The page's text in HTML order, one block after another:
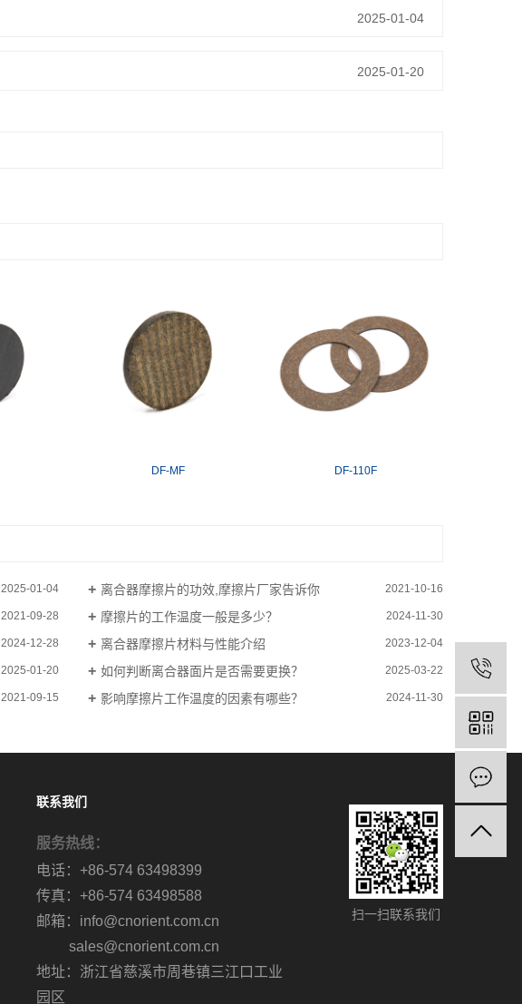
2025-01-04
2025-01-20
DF-MF DF-110F
2025-01-04 离合器摩擦片的功效,摩擦片厂家告诉你 2021-10-16
2021-09-28 摩擦片的工作温度一般是多少？ 2024-11-30
2024-12-28 离合器摩擦片材料与性能介绍 2023-12-04
2025-01-20 如何判断离合器面片是否需要更换？ 2025-03-22
2021-09-15 影响摩擦片工作温度的因素有哪些？ 2024-11-30
联系我们
服务热线：
电话：+86-574 63498399
传真：+86-574 63498588
邮箱：info@cnorient.com.cn
sales@cnorient.com.cn
地址：浙江省慈溪市周巷镇三江口工业
园区
扫一扫联系我们